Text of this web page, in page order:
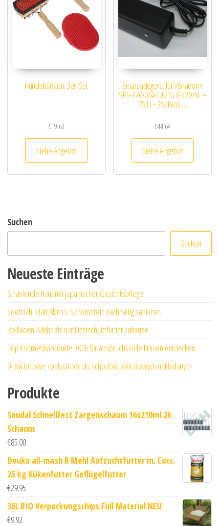
Hundebürsten, 3er-Set
€19.63
Siehe Angebot
Ersatzladegerät für Vibradorm
SPS-320-024-EU / STD-32075E –
7S Li – 29,4 Volt …
€44.64
Siehe Angebot
Suchen
Suchen
Neueste Einträge
Strahlende Haut mit japanischer Gesichtspflege
Edelstahl statt Abriss: Schornstein nachhaltig sanieren
Rollläden: Mehr als nur Lichtschutz für Ihr Zuhause
Top Kosmetikprodukte 2026 für anspruchsvolle Frauen entdecken
Drzwi loftowe i balustrady do schodów policzkowych nakładanych
Produkte
Soudal Schnellfest Zargenschaum 16x210ml 2K
Schaum
€85.00
Deuka all-mash R Mehl Aufzuchtfutter m. Cocc.
25 kg Kükenfutter Geflügelfutter
€29.95
36L BIO Verpackungschips Füll Material NEU
€9.92